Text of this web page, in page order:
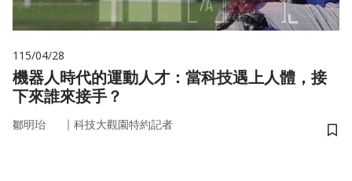
115/04/28
機器人時代的運動人才：當科技遇上人體，接
下來誰來接手？
鄒明珆 ｜ 科技大觀園特約記者
儲